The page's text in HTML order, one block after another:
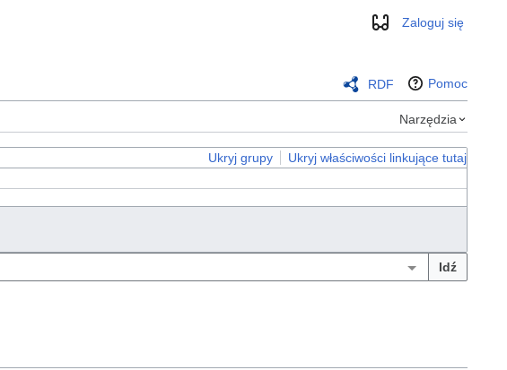
WyglądZaloguj się
RDF Pomoc
Narzędzia
Ukryj grupy
Ukryj właściwości linkujące tutaj